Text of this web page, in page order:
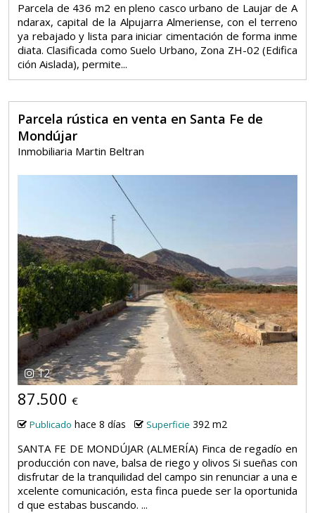
Parcela de 436 m2 en pleno casco urbano de Laujar de A
ndarax, capital de la Alpujarra Almeriense, con el terreno
ya rebajado y lista para iniciar cimentación de forma inme
diata. Clasificada como Suelo Urbano, Zona ZH-02 (Edifica
ción Aislada), permite...
Parcela rústica en venta en Santa Fe de
Mondújar
Inmobiliaria Martin Beltran
12
87.500 €
Publicado hace 8 días Superficie 392 m2
SANTA FE DE MONDÚJAR (ALMERÍA) Finca de regadío en
producción con nave, balsa de riego y olivos Si sueñas con
disfrutar de la tranquilidad del campo sin renunciar a una e
xcelente comunicación, esta finca puede ser la oportunida
d que estabas buscando. ...